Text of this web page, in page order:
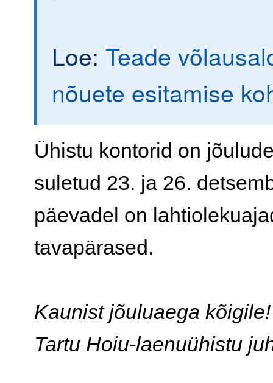
Loe: Teade
nõuete esitamise
Ühistu kontorid on
suletud 23. ja 26.
päevadel on
tavapärased.
Kaunist jõuluaega kõigile!
Tartu Hoiu-laenuühistu